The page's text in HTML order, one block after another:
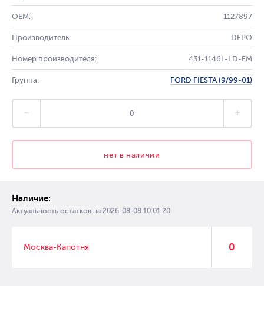
OEM: 1127897
Производитель: DEPO
Номер производителя: 431-1146L-LD-EM
Группа: FORD FIESTA (9/99-01)
нет в наличии
Наличие:
Актуальность остатков на 2026-08-08 10:01:20
Москва-Капотня 0